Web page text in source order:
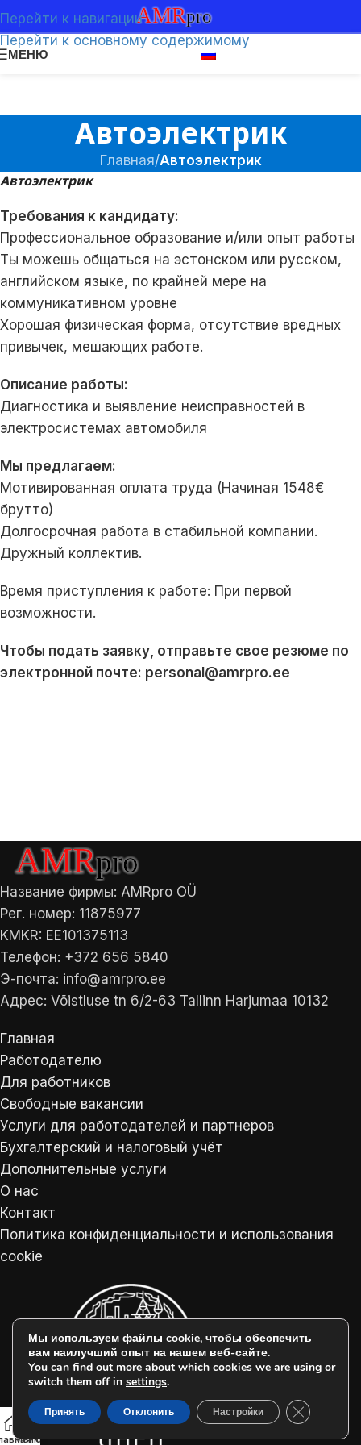
Перейти к навигации
Перейти к основному содержимому
МЕНЮ
Автоэлектрик
Главная/Автоэлектрик
Автоэлектрик
Требования к кандидату:
Профессиональное образование и/или опыт работы
Ты можешь общаться на эстонском или русском,
английском языке, по крайней мере на
коммуникативном уровне
Хорошая физическая форма, отсутствие вредных
привычек, мешающих работе.
Описание работы:
Диагностика и выявление неисправностей в
электросистемах автомобиля
Мы предлагаем:
Мотивированная оплата труда (Начиная 1548€
брутто)
Долгосрочная работа в стабильной компании.
Дружный коллектив.
Время приступления к работе: При первой
возможности.
Чтобы подать заявку, отправьте свое резюме по
электронной почте: personal@amrpro.ee
Название фирмы: AMRpro OÜ
Рег. номер: 11875977
KMKR: EE101375113
Телефон: +372 656 5840
Э-почта: info@amrpro.ee
Адрес: Võistluse tn 6/2-63 Tallinn Harjumaa 10132
Главная
Работодателю
Для работников
Свободные вакансии
Услуги для работодателей и партнеров
Бухгалтерский и налоговый учёт
Дополнительные услуги
О нас
Контакт
Политика конфиденциальности и использования
cookie
Меню
Мы используем файлы cookie, чтобы обеспечить
вам наилучший опыт на нашем веб-сайте.
You can find out more about which cookies we are using or
switch them off in settings.
Принять Отклонить Настройки Закрыть